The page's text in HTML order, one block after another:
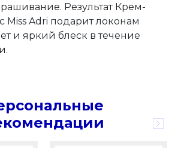
Результат Крем-
Miss Adri подарит локонам
и яркий блеск в течение